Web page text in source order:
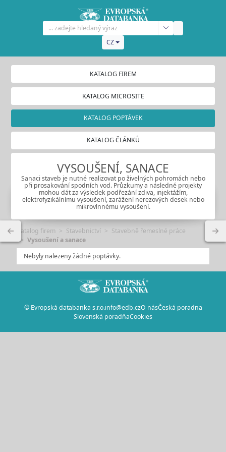
CZ
KATALOG FIREM
KATALOG MICROSITE
KATALOG POPTÁVEK
KATALOG ČLÁNKŮ
VYSOUŠENÍ, SANACE
Sanaci staveb je nutné realizovat po živelných pohromách nebo
při prosakování spodních vod. Průzkumy a následné projekty
mohou dát za výsledek podřezání zdiva, injektážím,
elektrofyzikálnímu vysoušení, zarážení nerezových desek nebo
mikrovlnnému vysoušení.
Katalog firem Stavebnictví
Stavebně řemeslné práce
Vysoušení a sanace
Nebyly nalezeny žádné poptávky.
© Evropská databanka s.r.o.info@edb.czO násČeská poradna
Slovenská poradňaCookies